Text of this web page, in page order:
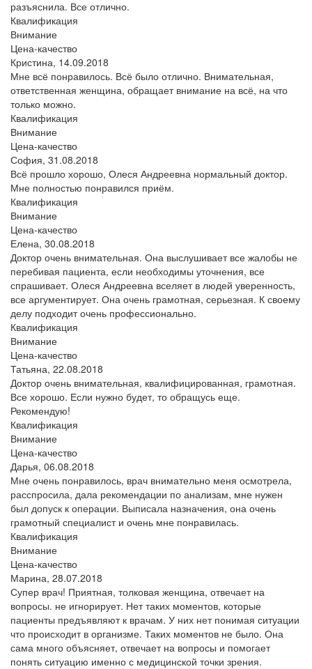
разъяснила. Все отлично.
Квалификация
Внимание
Цена-качество
Кристина, 14.09.2018
Мне всё понравилось. Всё было отлично. Внимательная,
ответственная женщина, обращает внимание на всё, на что
только можно.
Квалификация
Внимание
Цена-качество
София, 31.08.2018
Всё прошло хорошо, Олеся Андреевна нормальный доктор.
Мне полностью понравился приём.
Квалификация
Внимание
Цена-качество
Елена, 30.08.2018
Доктор очень внимательная. Она выслушивает все жалобы не
перебивая пациента, если необходимы уточнения, все
спрашивает. Олеся Андреевна вселяет в людей уверенность,
все аргументирует. Она очень грамотная, серьезная. К своему
делу подходит очень профессионально.
Квалификация
Внимание
Цена-качество
Татьяна, 22.08.2018
Доктор очень внимательная, квалифицированная, грамотная.
Все хорошо. Если нужно будет, то обращусь еще.
Рекомендую!
Квалификация
Внимание
Цена-качество
Дарья, 06.08.2018
Мне очень понравилось, врач внимательно меня осмотрела,
расспросила, дала рекомендации по анализам, мне нужен
был допуск к операции. Выписала назначения, она очень
грамотный специалист и очень мне понравилась.
Квалификация
Внимание
Цена-качество
Марина, 28.07.2018
Супер врач! Приятная, толковая женщина, отвечает на
вопросы. не игнорирует. Нет таких моментов, которые
пациенты предъявляют к врачам. У них нет понимая ситуации
что происходит в организме. Таких моментов не было. Она
сама много объясняет, отвечает на вопросы и помогает
понять ситуацию именно с медицинской точки зрения.